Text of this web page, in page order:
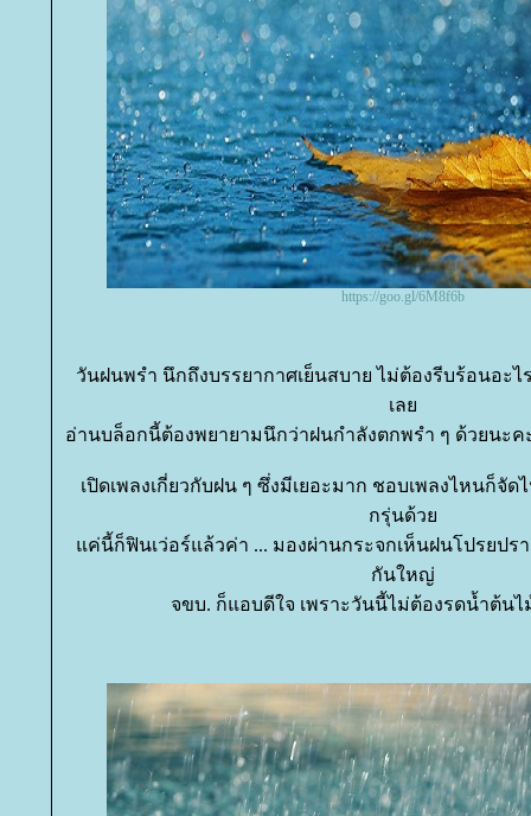
https://goo.gl/6M8f6b
วันฝนพรำ นึกถึงบรรยากาศเย็นสบาย ไม่ต้องรีบร้อนอะ
เล
อ่านบล็อกนี้ต้องพยายามนึกว่าฝนกำลังตกพรำ ๆ ด้วยนะ
เปิดเพลงเกี่ยวกับฝน ๆ ซึ่งมีเยอะมาก ชอบเพลงไหนก็จั
กรุ่นด้ว
ค่นี้ก็ฟินเว่อร์แล้วค่า ... มองผ่านกระจกเห็นฝนโปรยปรา
กันใหญ่
จขบ. ก็แอบดีใจ เพราะวันนี้ไม่ต้องรดน้ำต้นไ